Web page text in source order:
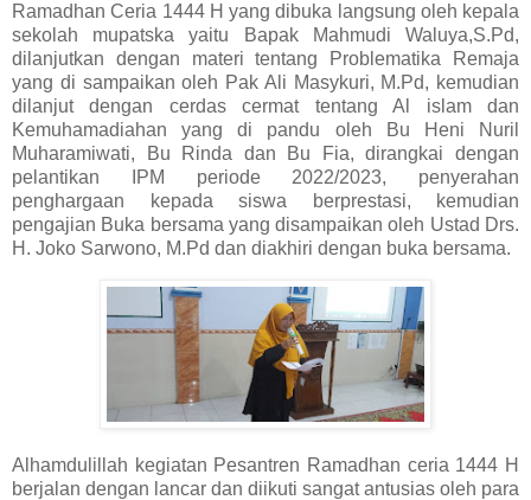
Ramadhan Ceria 1444 H yang dibuka langsung oleh kepala
sekolah mupatska yaitu Bapak Mahmudi Waluya,S.Pd,
dilanjutkan dengan materi tentang Problematika Remaja
yang di sampaikan oleh Pak Ali Masykuri, M.Pd, kemudian
dilanjut dengan cerdas cermat tentang Al islam dan
Kemuhamadiahan yang di pandu oleh Bu Heni Nuril
Muharamiwati, Bu Rinda dan Bu Fia, dirangkai dengan
pelantikan IPM periode 2022/2023, penyerahan
penghargaan kepada siswa berprestasi, kemudian
pengajian Buka bersama yang disampaikan oleh Ustad Drs.
H. Joko Sarwono, M.Pd dan diakhiri dengan buka bersama.
Alhamdulillah kegiatan Pesantren Ramadhan ceria 1444 H
berjalan dengan lancar dan diikuti sangat antusias oleh para